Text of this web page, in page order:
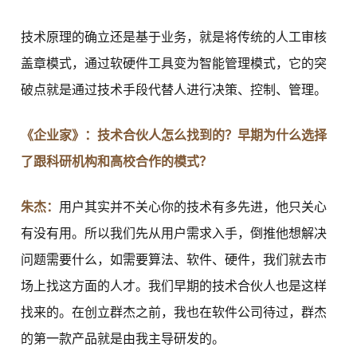
技术原理的确立还是基于业务，就是将传统的人工审核
盖章模式，通过软硬件工具变为智能管理模式，它的突
破点就是通过技术手段代替人进行决策、控制、管理。
《企业家》：技术合伙人怎么找到的？早期为什么选择
了跟科研机构和高校合作的模式？
朱杰： 用户其实并不关心你的技术有多先进，他只关心
有没有用。所以我们先从用户需求入手，倒推他想解决
问题需要什么，如需要算法、软件、硬件，我们就去市
场上找这方面的人才。我们早期的技术合伙人也是这样
找来的。在创立群杰之前，我也在软件公司待过，群杰
的第一款产品就是由我主导研发的。